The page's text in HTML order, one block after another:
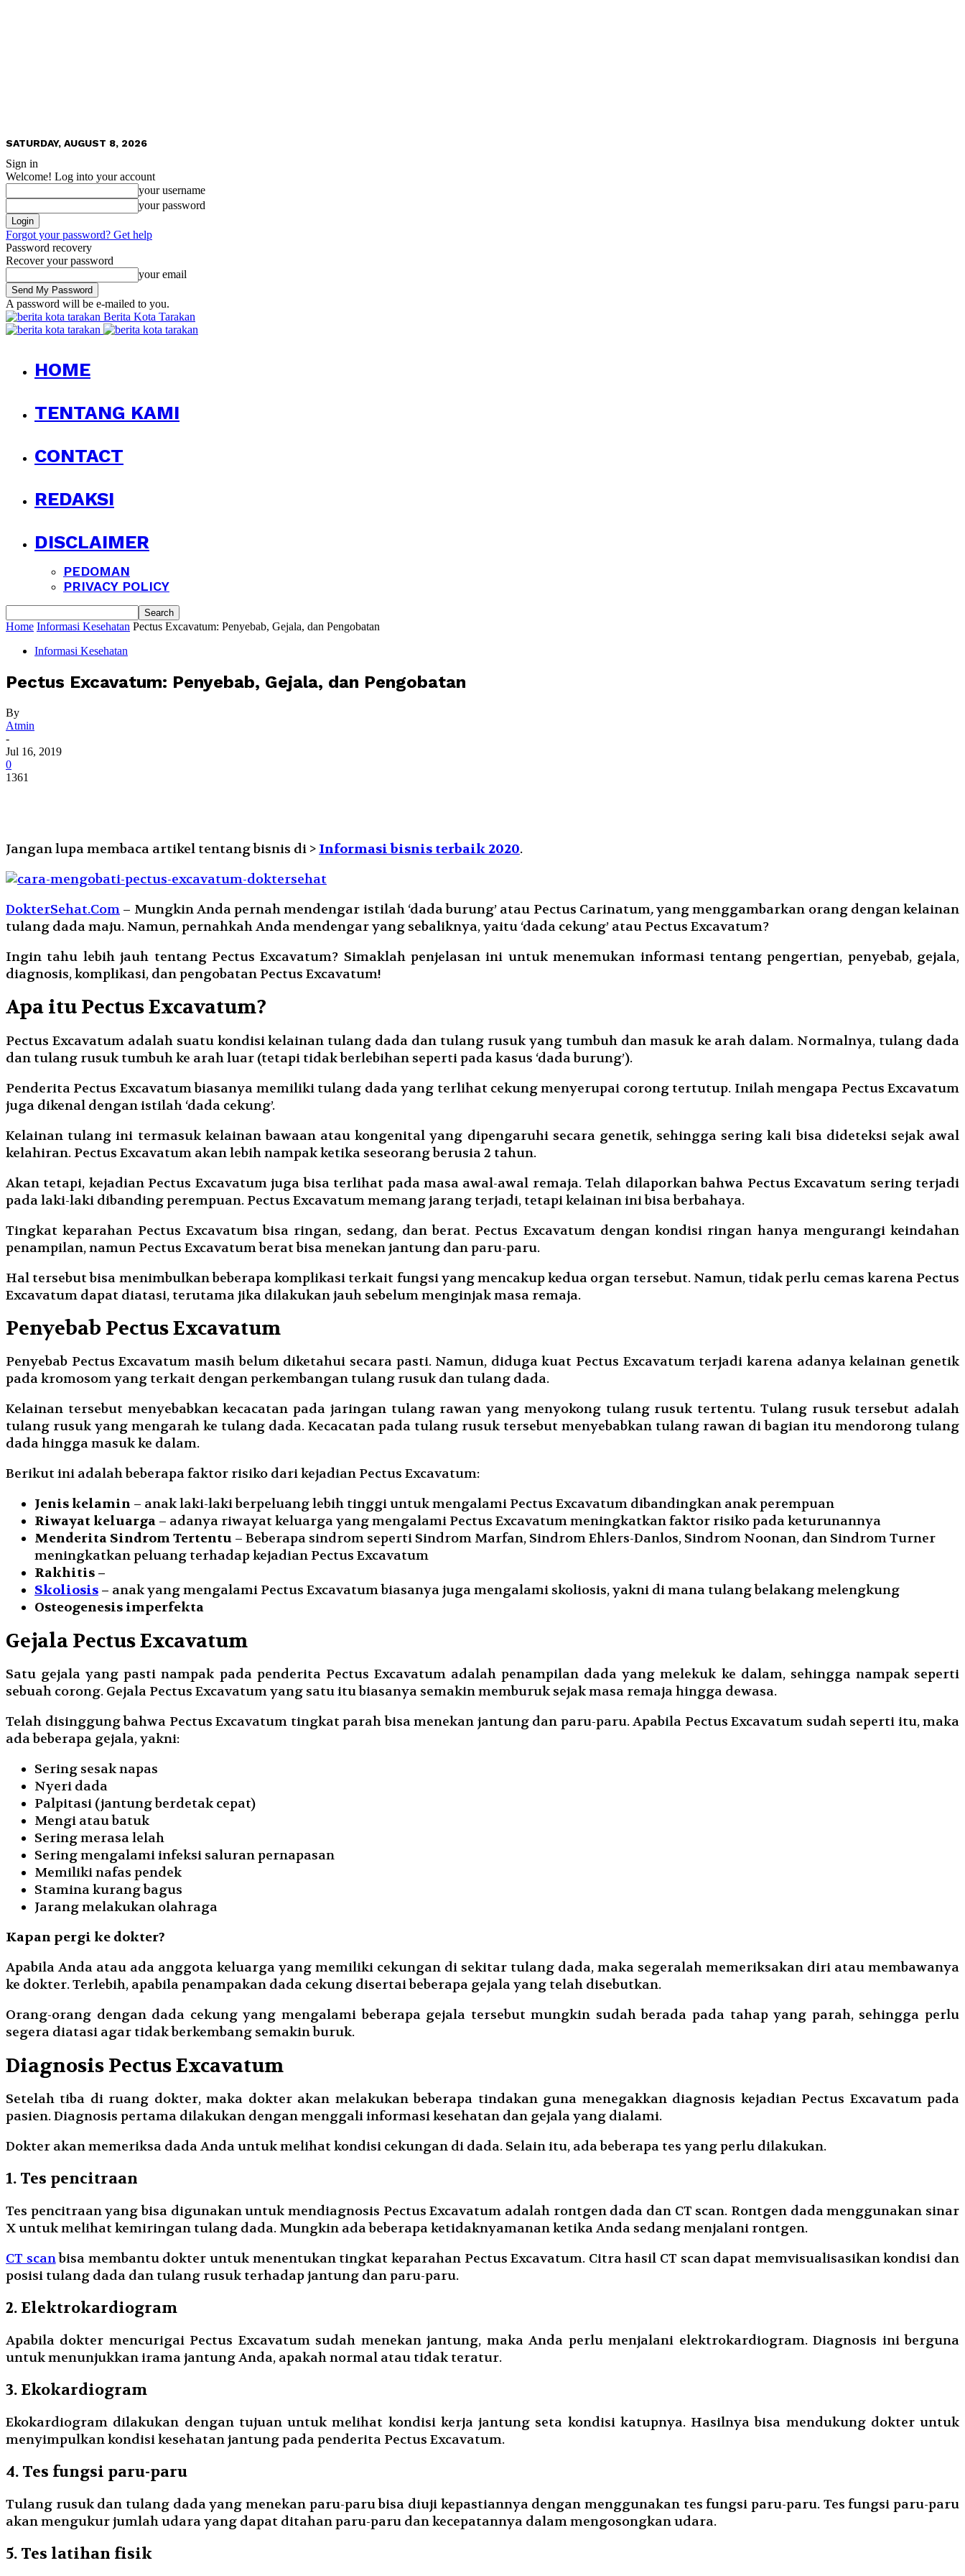
SATURDAY, AUGUST 8, 2026
Sign in
Welcome! Log into your account
your username
your password
Forgot your password? Get help
Password recovery
Recover your password
your email
A password will be e-mailed to you.
Berita Kota Tarakan
HOME
TENTANG KAMI
CONTACT
REDAKSI
DISCLAIMER
PEDOMAN
PRIVACY POLICY
Home Informasi Kesehatan Pectus Excavatum: Penyebab, Gejala, dan Pengobatan
Informasi Kesehatan
Pectus Excavatum: Penyebab, Gejala, dan Pengobatan
By
Atmin
-
Jul 16, 2019
0
1361
Jangan lupa membaca artikel tentang bisnis di > Informasi bisnis terbaik 2020.
DokterSehat.Com – Mungkin Anda pernah mendengar istilah ‘dada burung’ atau Pectus Carinatum,yang menggambarkan orang dengan kelainan
tulang dada maju. Namun, pernahkah Anda mendengar yang sebaliknya, yaitu ‘dada cekung’ atau Pectus Excavatum?
Ingin tahu lebih jauh tentang Pectus Excavatum? Simaklah penjelasan ini untuk menemukan informasi tentang pengertian, penyebab, gejala,
diagnosis, komplikasi, dan pengobatan Pectus Excavatum!
Apa itu Pectus Excavatum?
Pectus Excavatum adalah suatu kondisi kelainan tulang dada dan tulang rusuk yang tumbuh dan masuk ke arah dalam. Normalnya, tulang dada
dan tulang rusuk tumbuh ke arah luar (tetapi tidak berlebihan seperti pada kasus ‘dada burung’).
Penderita Pectus Excavatum biasanya memiliki tulang dada yang terlihat cekung menyerupai corong tertutup. Inilah mengapa Pectus Excavatum
juga dikenal dengan istilah ‘dada cekung’.
Kelainan tulang ini termasuk kelainan bawaan atau kongenital yang dipengaruhi secara genetik, sehingga sering kali bisa dideteksi sejak awal
kelahiran. Pectus Excavatum akan lebih nampak ketika seseorang berusia 2 tahun.
Akan tetapi, kejadian Pectus Excavatum juga bisa terlihat pada masa awal-awal remaja. Telah dilaporkan bahwa Pectus Excavatum sering terjadi
pada laki-laki dibanding perempuan. Pectus Excavatum memang jarang terjadi, tetapi kelainan ini bisa berbahaya.
Tingkat keparahan Pectus Excavatum bisa ringan, sedang, dan berat. Pectus Excavatum dengan kondisi ringan hanya mengurangi keindahan
penampilan, namun Pectus Excavatum berat bisa menekan jantung dan paru-paru.
Hal tersebut bisa menimbulkan beberapa komplikasi terkait fungsi yang mencakup kedua organ tersebut. Namun, tidak perlu cemas karena Pectus
Excavatum dapat diatasi, terutama jika dilakukan jauh sebelum menginjak masa remaja.
Penyebab Pectus Excavatum
Penyebab Pectus Excavatum masih belum diketahui secara pasti. Namun, diduga kuat Pectus Excavatum terjadi karena adanya kelainan genetik
pada kromosom yang terkait dengan perkembangan tulang rusuk dan tulang dada.
Kelainan tersebut menyebabkan kecacatan pada jaringan tulang rawan yang menyokong tulang rusuk tertentu. Tulang rusuk tersebut adalah
tulang rusuk yang mengarah ke tulang dada. Kecacatan pada tulang rusuk tersebut menyebabkan tulang rawan di bagian itu mendorong tulang
dada hingga masuk ke dalam.
Berikut ini adalah beberapa faktor risiko dari kejadian Pectus Excavatum:
Jenis kelamin – anak laki-laki berpeluang lebih tinggi untuk mengalami Pectus Excavatum dibandingkan anak perempuan
Riwayat keluarga – adanya riwayat keluarga yang mengalami Pectus Excavatum meningkatkan faktor risiko pada keturunannya
Menderita Sindrom Tertentu – Beberapa sindrom seperti Sindrom Marfan, Sindrom Ehlers-Danlos, Sindrom Noonan, dan Sindrom Turner
meningkatkan peluang terhadap kejadian Pectus Excavatum
Rakhitis –
Skoliosis – anak yang mengalami Pectus Excavatum biasanya juga mengalami skoliosis, yakni di mana tulang belakang melengkung
Osteogenesis imperfekta
Gejala Pectus Excavatum
Satu gejala yang pasti nampak pada penderita Pectus Excavatum adalah penampilan dada yang melekuk ke dalam, sehingga nampak seperti
sebuah corong. Gejala Pectus Excavatum yang satu itu biasanya semakin memburuk sejak masa remaja hingga dewasa.
Telah disinggung bahwa Pectus Excavatum tingkat parah bisa menekan jantung dan paru-paru. Apabila Pectus Excavatum sudah seperti itu, maka
ada beberapa gejala, yakni:
Sering sesak napas
Nyeri dada
Palpitasi (jantung berdetak cepat)
Mengi atau batuk
Sering merasa lelah
Sering mengalami infeksi saluran pernapasan
Memiliki nafas pendek
Stamina kurang bagus
Jarang melakukan olahraga
Kapan pergi ke dokter?
Apabila Anda atau ada anggota keluarga yang memiliki cekungan di sekitar tulang dada, maka segeralah memeriksakan diri atau membawanya
ke dokter. Terlebih, apabila penampakan dada cekung disertai beberapa gejala yang telah disebutkan.
Orang-orang dengan dada cekung yang mengalami beberapa gejala tersebut mungkin sudah berada pada tahap yang parah, sehingga perlu
segera diatasi agar tidak berkembang semakin buruk.
Diagnosis Pectus Excavatum
Setelah tiba di ruang dokter, maka dokter akan melakukan beberapa tindakan guna menegakkan diagnosis kejadian Pectus Excavatum pada
pasien. Diagnosis pertama dilakukan dengan menggali informasi kesehatan dan gejala yang dialami.
Dokter akan memeriksa dada Anda untuk melihat kondisi cekungan di dada. Selain itu, ada beberapa tes yang perlu dilakukan.
1. Tes pencitraan
Tes pencitraan yang bisa digunakan untuk mendiagnosis Pectus Excavatum adalah rontgen dada dan CT scan. Rontgen dada menggunakan sinar
X untuk melihat kemiringan tulang dada. Mungkin ada beberapa ketidaknyamanan ketika Anda sedang menjalani rontgen.
CT scanbisa membantu dokter untuk menentukan tingkat keparahan Pectus Excavatum. Citra hasil CT scan dapat memvisualisasikan kondisi dan
posisi tulang dada dan tulang rusuk terhadap jantung dan paru-paru.
2. Elektrokardiogram
Apabila dokter mencurigai Pectus Excavatum sudah menekan jantung, maka Anda perlu menjalani elektrokardiogram. Diagnosis ini berguna
untuk menunjukkan irama jantung Anda, apakah normal atau tidak teratur.
3. Ekokardiogram
Ekokardiogram dilakukan dengan tujuan untuk melihat kondisi kerja jantung seta kondisi katupnya. Hasilnya bisa mendukung dokter untuk
menyimpulkan kondisi kesehatan jantung pada penderita Pectus Excavatum.
4. Tes fungsi paru-paru
Tulang rusuk dan tulang dada yang menekan paru-paru bisa diuji kepastiannya dengan menggunakan tes fungsi paru-paru. Tes fungsi paru-paru
akan mengukur jumlah udara yang dapat ditahan paru-paru dan kecepatannya dalam mengosongkan udara.
5. Tes latihan fisik